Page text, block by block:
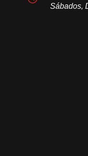
Sábados,